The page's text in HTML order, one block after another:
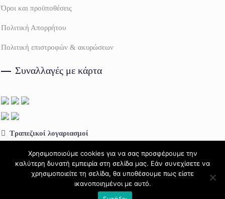
Όροι και προϋποθέσεις
Πολιτική Απορρήτου
Πολιτική επιστροφών & ακυρώσεων
Συναλλαγές με κάρτα
Τραπεζικοί λογαριασμοί
Eurobank:GR68 0260 0600 0000 4020 1211 938
Χρησιμοποιούμε cookies για να σας προσφέρουμε την
καλύτερη δυνατή εμπειρία στη σελίδα μας. Εάν συνεχίσετε να
χρησιμοποιείτε τη σελίδα, θα υποθέσουμε πως είστε
ικανοποιημένοι με αυτό.